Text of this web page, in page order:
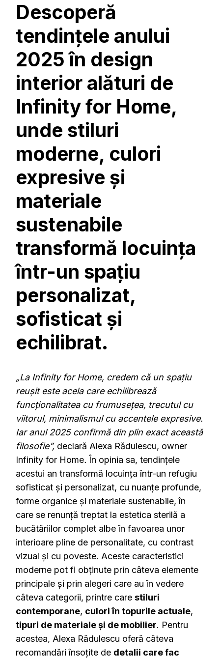
Descoperă
tendințele anului
2025 în design
interior alături de
Infinity for Home,
unde stiluri
moderne, culori
expresive și
materiale
sustenabile
transformă locuința
într-un spațiu
personalizat,
sofisticat și
echilibrat.
„La Infinity for Home, credem că un spațiu
reușit este acela care echilibrează
funcționalitatea cu frumusețea, trecutul cu
viitorul, minimalismul cu accentele expresive.
Iar anul 2025 confirmă din plin exact această
filosofie”, declară Alexa Rădulescu, owner
Infinity for Home. În opinia sa, tendințele
acestui an transformă locuința într-un refugiu
sofisticat și personalizat, cu nuanțe profunde,
forme organice și materiale sustenabile, în
care se renunță treptat la estetica sterilă a
bucătăriilor complet albe în favoarea unor
interioare pline de personalitate, cu contrast
vizual și cu poveste. Aceste caracteristici
moderne pot fi obținute prin câteva elemente
principale și prin alegeri care au în vedere
câteva categorii, printre care stiluri
contemporane, culori în topurile actuale,
tipuri de materiale și de mobilier. Pentru
acestea, Alexa Rădulescu oferă câteva
recomandări însoțite de detalii care fac